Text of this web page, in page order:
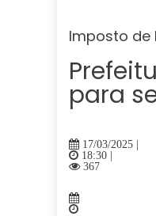
Imposto de
para
17/03/2025 |
18:30 |
367